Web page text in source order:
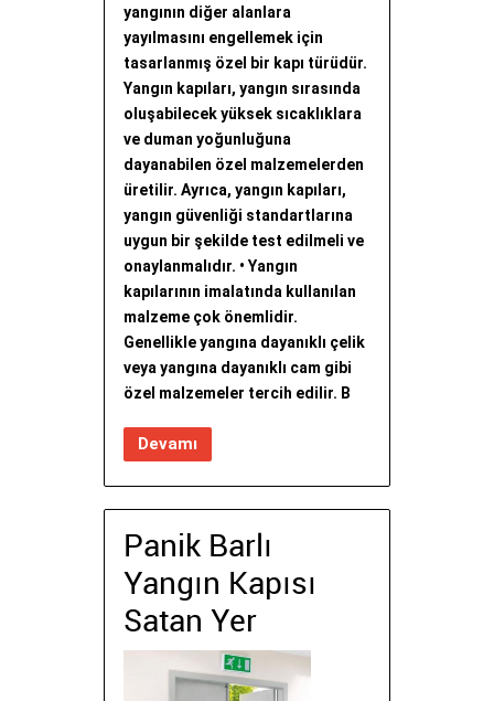
yangının diğer alanlara
yayılmasını engellemek için
tasarlanmış özel bir kapı türüdür.
Yangın kapıları, yangın sırasında
oluşabilecek yüksek sıcaklıklara
ve duman yoğunluğuna
dayanabilen özel malzemelerden
üretilir. Ayrıca, yangın kapıları,
yangın güvenliği standartlarına
uygun bir şekilde test edilmeli ve
onaylanmalıdır. • Yangın
kapılarının imalatında kullanılan
malzeme çok önemlidir.
Genellikle yangına dayanıklı çelik
veya yangına dayanıklı cam gibi
özel malzemeler tercih edilir. B
Devamı
Panik Barlı
Yangın Kapısı
Satan Yer